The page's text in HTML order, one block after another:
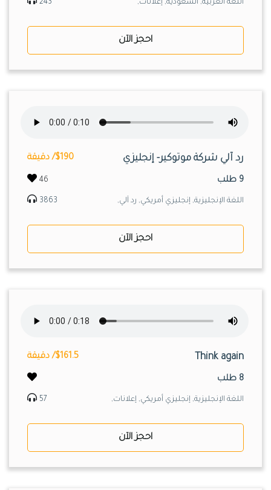
اللغة العربية, السعودية, إعلانات, 243
احجز الآن
رد آلي شركة موتوكير- إنجليزي $190/ دقيقة
9 طلب 46
اللغة الإنجليزية, إنجليزي أمريكي, رد آلي, 3863
احجز الآن
Think again $161.5/ دقيقة
8 طلب
اللغة الإنجليزية, إنجليزي أمريكي, إعلانات, 57
احجز الآن